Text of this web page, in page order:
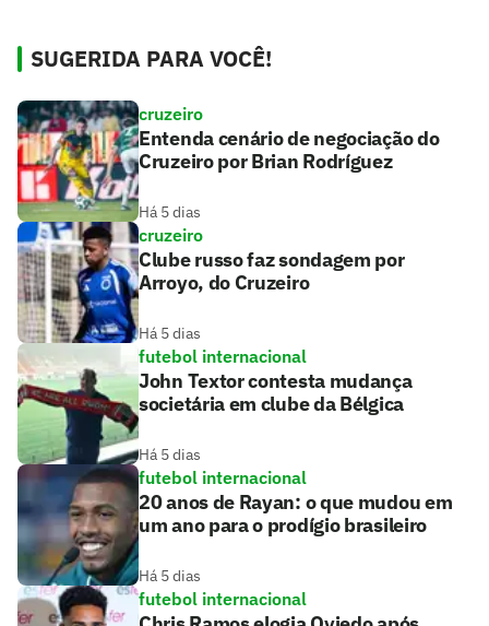
SUGERIDA PARA VOCÊ!
cruzeiro
Entenda cenário de negociação do
Cruzeiro por Brian Rodríguez
Há 5 dias
cruzeiro
Clube russo faz sondagem por
Arroyo, do Cruzeiro
Há 5 dias
futebol internacional
John Textor contesta mudança
societária em clube da Bélgica
Há 5 dias
futebol internacional
20 anos de Rayan: o que mudou em
um ano para o prodígio brasileiro
Há 5 dias
futebol internacional